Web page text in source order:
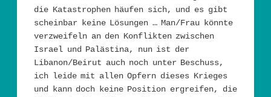
die Katastrophen häufen sich, und es gibt
scheinbar keine Lösungen … Man/Frau könnte
verzweifeln an den Konflikten zwischen
Israel und Palästina, nun ist der
Libanon/Beirut auch noch unter Beschuss,
ich leide mit allen Opfern dieses Krieges
und kann doch keine Position ergreifen, die